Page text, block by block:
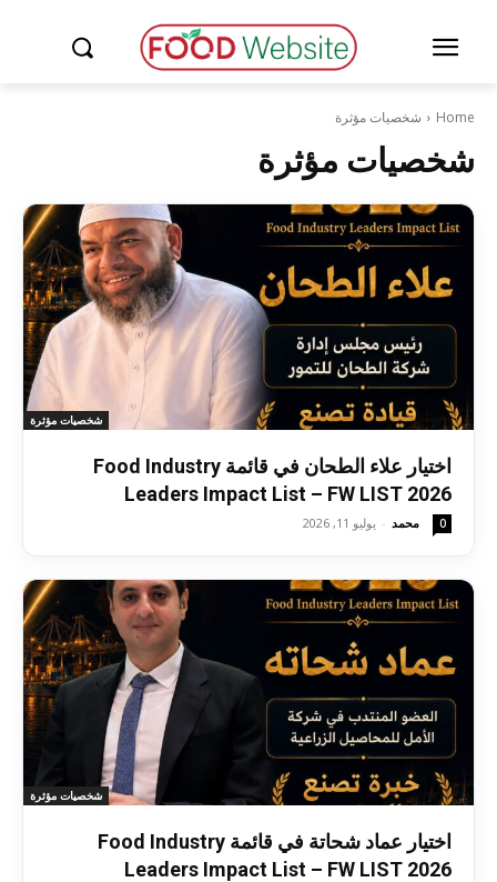
Home شخصيات مؤثرة
شخصيات مؤثرة
شخصيات مؤثرة
اختيار علاء الطحان في قائمة Food Industry
Leaders Impact List – FW LIST 2026
محمد - يوليو 11, 2026 0
شخصيات مؤثرة
اختيار عماد شحاتة في قائمة Food Industry
Leaders Impact List – FW LIST 2026